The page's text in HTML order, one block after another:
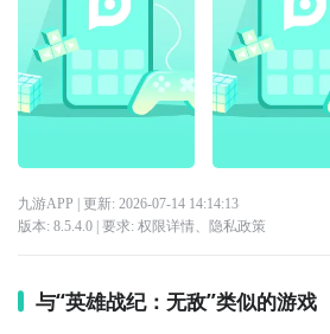
九游APP | 更新: 2026-07-14 14:14:13
版本: 8.5.4.0| 要求: 权限详情、 隐私政策
与“英雄战纪：无敌”类似的游戏